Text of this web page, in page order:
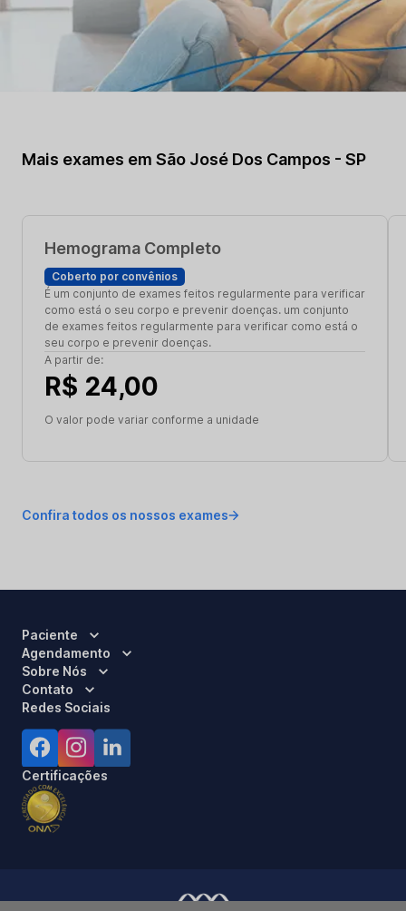
Mais exames em São José Dos Campos - SP
Hemograma Completo
Coberto por convênios
É um conjunto de exames feitos regularmente para verificar
como está o seu corpo e prevenir doenças. um conjunto
de exames feitos regularmente para verificar como está o
seu corpo e prevenir doenças.
A partir de:
R$ 24,00
O valor pode variar conforme a unidade
Confira todos os nossos exames
Paciente
Agendamento
Sobre Nós
Contato
Redes Sociais
Certificações